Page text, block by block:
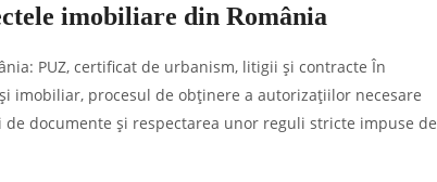
imobiliare din România
PUZ, certificat de urbanism, litigii și contracte În
procesul de obținere a autorizațiilor necesare
documente și respectarea unor reguli stricte impuse de